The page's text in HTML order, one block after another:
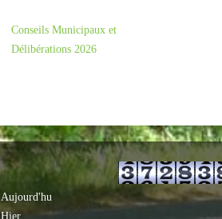
Conseils Municipaux et
Délibérations 2026
Aujourd'hu
Hier